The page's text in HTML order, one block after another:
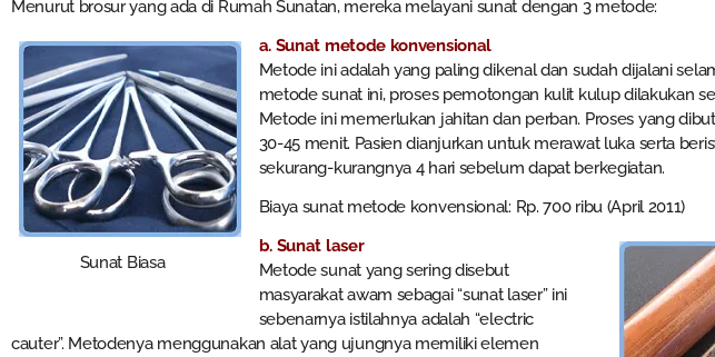
Menurut brosur yang ada di Rumah Sunatan, mereka melayani sunat dengan 3 metode:
Sunat Biasa
a. Sunat metode konvensional
Metode ini adalah yang paling dikenal dan sudah dijalani
metode sunat ini, proses pemotongan kulit kulup dilakukan
Metode ini memerlukan jahitan dan perban. Proses yang
30-45 menit. Pasien dianjurkan untuk merawat luka serta
sekurang-kurangnya 4 hari sebelum dapat berkegiatan.
Biaya sunat metode konvensional: Rp. 700 ribu (April 2011)
b. Sunat laser
Metode sunat yang sering disebut
masyarakat awam sebagai “sunat laser” ini
sebenarnya istilahnya adalah “electric
cauter”. Metodenya menggunakan alat yang ujungnya memiliki elemen